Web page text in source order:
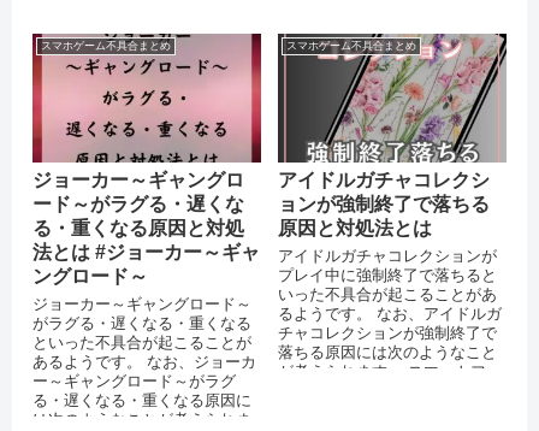
スマホゲーム不具合まとめ
ジョーカー～ギャングロ
ード～がラグる・遅くな
る・重くなる原因と対処
法とは #ジョーカー～ギャ
ングロード～
ジョーカー～ギャングロード～
がラグる・遅くなる・重くなる
といった不具合が起こることが
あるようです。 なお、ジョーカ
ー～ギャングロード～がラグ
る・遅くなる・重くなる原因に
は次のようなことが考えられま
スマホゲーム不具合まとめ
アイドルガチャコレクシ
ョンが強制終了で落ちる
原因と対処法とは
アイドルガチャコレクションが
プレイ中に強制終了で落ちると
いった不具合が起こることがあ
るようです。 なお、アイドルガ
チャコレクションが強制終了で
落ちる原因には次のようなこと
が考えられます。 スマートフォ